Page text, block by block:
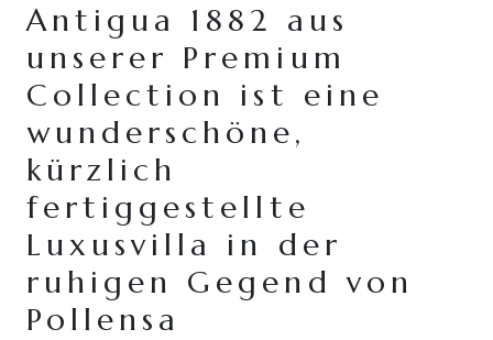
Antigua 1882 aus
unserer Premium
Collection ist eine
wunderschöne,
kürzlich
fertiggestellte
Luxusvilla in der
ruhigen Gegend von
Pollensa